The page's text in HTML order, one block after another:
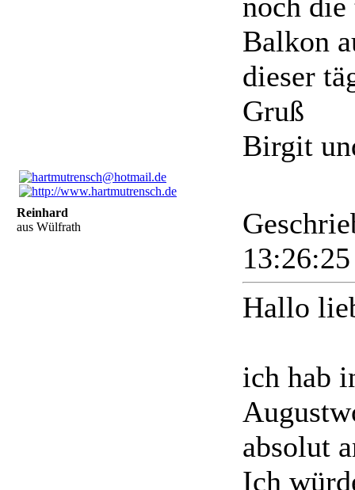
Balkon
dieser
Gruß
Birgit
Reinhard
aus Wülfrath
Hallo
ich hab
absolut
Ich